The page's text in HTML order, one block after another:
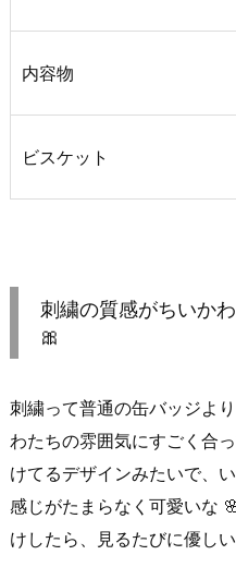
内容物
ビスケット
刺繍の質感がちいか
🎀
刺繍って普通の缶バッジよ
わたちの雰囲気にすごく合
けてるデザインみたいで、
感じがたまらなく可愛いな
けしたら、見るたびに優し